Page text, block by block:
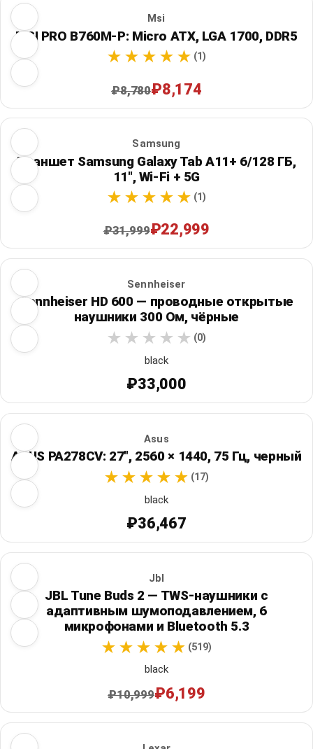
Msi
MSI PRO B760M-P: Micro ATX, LGA 1700, DDR5
(1)
₽8,780₽8,174
Samsung
Планшет Samsung Galaxy Tab A11+ 6/128 ГБ,
11", Wi‑Fi + 5G
(1)
₽31,999₽22,999
Sennheiser
Sennheiser HD 600 — проводные открытые
наушники 300 Ом, чёрные
(0)
black
₽33,000
Asus
ASUS PA278CV: 27", 2560 × 1440, 75 Гц, черный
(17)
black
₽36,467
Jbl
JBL Tune Buds 2 — TWS-наушники с
адаптивным шумоподавлением, 6
микрофонами и Bluetooth 5.3
(519)
black
₽10,999₽6,199